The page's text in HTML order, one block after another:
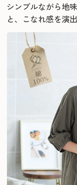
シンプルながら地
と、こなれ感を演